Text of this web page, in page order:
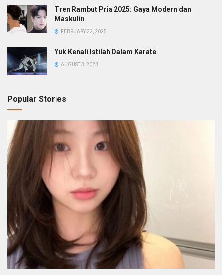
Tren Rambut Pria 2025: Gaya Modern dan
Maskulin
FEBRUARY 22, 2025
Yuk Kenali Istilah Dalam Karate
AUGUST 3, 2023
Popular Stories